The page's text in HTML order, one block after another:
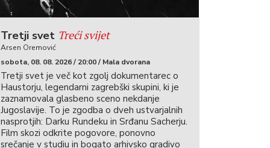
Tretji svet Treći svijet
Arsen Oremović
sobota, 08. 08. 2026 / 20:00 / Mala dvorana
Tretji svet je več kot zgolj dokumentarec o
Haustorju, legendarni zagrebški skupini, ki je
zaznamovala glasbeno sceno nekdanje
Jugoslavije. To je zgodba o dveh ustvarjalnih
nasprotjih: Darku Rundeku in Srđanu Sacherju.
Film skozi odkrite pogovore, ponovno
srečanje v studiu in bogato arhivsko gradivo